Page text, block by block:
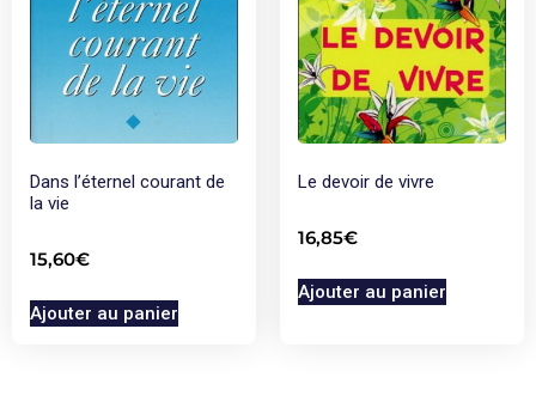
Dans l’éternel courant de
la vie
15,60€
Ajouter au panier
Le devoir de vivre
16,85€
Ajouter au panier